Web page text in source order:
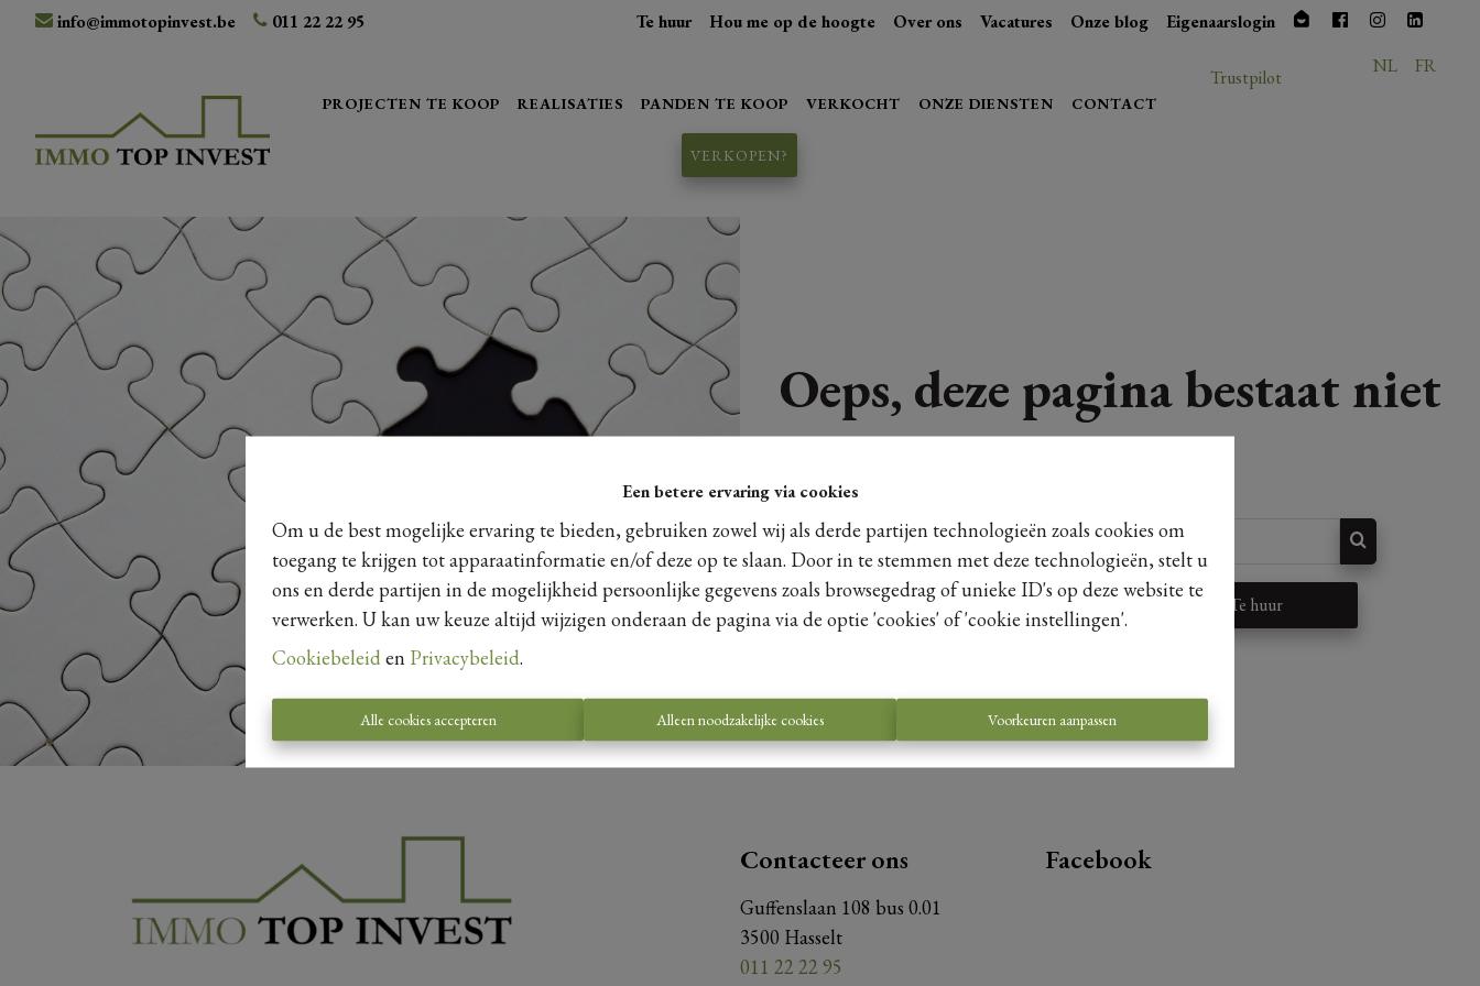
Een betere ervaring via cookies
Om u de best mogelijke ervaring te bieden, gebruiken zowel wij als derde partijen technologieën zoals cookies om
toegang te krijgen tot apparaatinformatie en/of deze op te slaan. Door in te stemmen met deze technologieën, stelt u
ons en derde partijen in de mogelijkheid persoonlijke gegevens zoals browsegedrag of unieke ID's op deze website te
verwerken. U kan uw keuze altijd wijzigen onderaan de pagina via de optie 'cookies' of 'cookie instellingen'.
Cookiebeleid en Privacybeleid.
Alle cookies accepteren Alleen noodzakelijke cookies Voorkeuren aanpassen
info@immotopinvest.be 011 22 22 95 Te huur Hou me op de hoogte Over ons Vacatures Onze blog Eigenaarslogin
PROJECTEN TE KOOP REALISATIES PANDEN TE KOOP VERKOCHT ONZE DIENSTEN CONTACT
VERKOPEN?
NL FR
Trustpilot
Oeps, deze pagina bestaat niet
meer
Te koop Te huur
Contacteer ons
Guffenslaan 108 bus 0.01
3500 Hasselt
011 22 22 95
Facebook